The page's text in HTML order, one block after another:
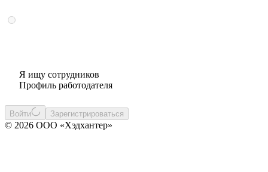
Я ищу сотрудников
Профиль работодателя
Войти Зарегистрироваться
© 2026 ООО «Хэдхантер»